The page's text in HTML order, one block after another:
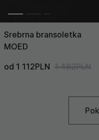
Srebrna bransoletka
MOED
od 1 112PLN 1 482PLN